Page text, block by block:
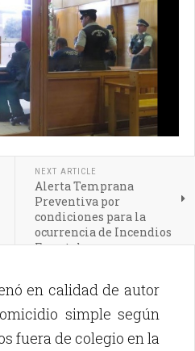
NEXT ARTICLE
Alerta Temprana
Preventiva por
condiciones para la
ocurrencia de Incendios
Forestales
en calidad de autor
simple según
fuera de colegio en la